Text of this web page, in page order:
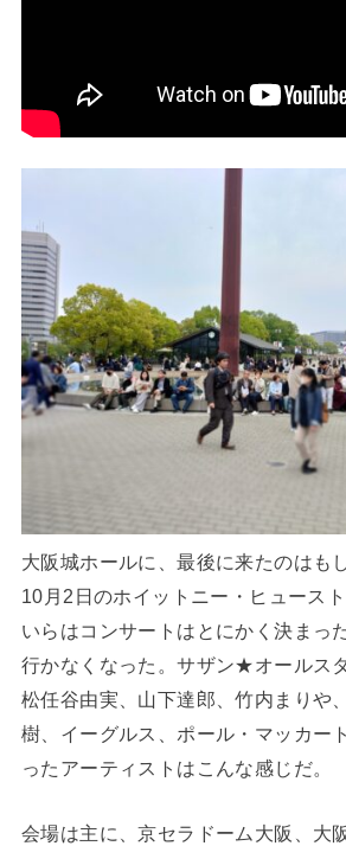
大阪城ホールに、最後に来たのはも
10月2日のホイットニー・ヒュース
いらはコンサートはとにかく決まっ
行かなくなった。サザン★オールス
松任谷由実、山下達郎、竹内まりや
樹、イーグルス、ポール・マッカー
ったアーティストはこんな感じだ。
会場は主に、京セラドーム大阪、大